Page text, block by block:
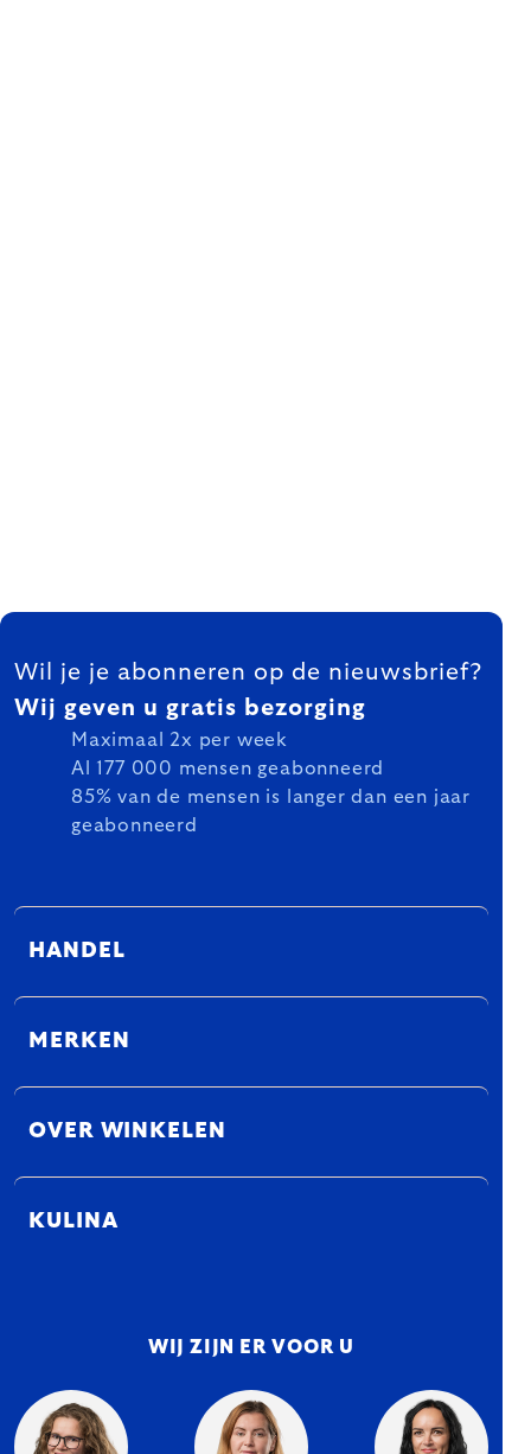
FOOTER
Wil je je abonneren op de nieuwsbrief?
Wij geven u gratis bezorging
Maximaal 2x per week
Al 177 000 mensen geabonneerd
85% van de mensen is langer dan een jaar
geabonneerd
HANDEL
MERKEN
OVER WINKELEN
KULINA
WIJ ZIJN ER VOOR U